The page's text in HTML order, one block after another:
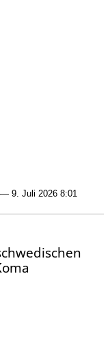
9. Juli 2026 8:01